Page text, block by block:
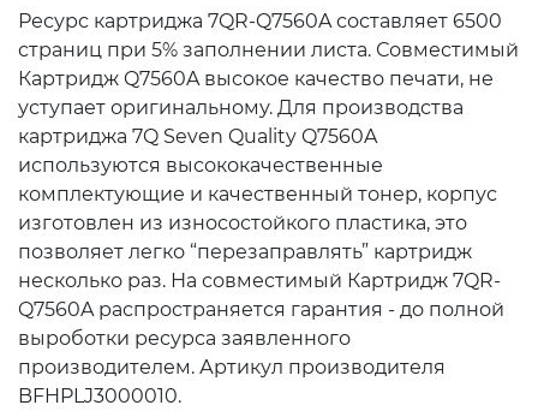
Ресурс картриджа 7QR-Q7560A составляет 6500
страниц при 5% заполнении листа. Совместимый
Картридж Q7560A высокое качество печати, не
уступает оригинальному. Для производства
картриджа 7Q Seven Quality Q7560A
используются высококачественные
комплектующие и качественный тонер, корпус
изготовлен из износостойкого пластика, это
позволяет легко “перезаправлять” картридж
несколько раз. На совместимый Картридж 7QR-
Q7560A распространяется гарантия - до полной
выроботки ресурса заявленного
производителем. Артикул производителя
BFHPLJ3000010.